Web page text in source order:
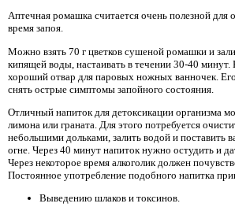
Аптечная ромашка считается очень полезной для
время запоя.
Можно взять 70 г цветков сушеной ромашки и
кипящей воды, настаивать в течении 30-40 минут.
хороший отвар для паровых ножных ванночек.
снять острые симптомы запойного состояния.
Отличный напиток для детоксикации организма
лимона или граната. Для этого потребуется
небольшими дольками, залить водой и поставить
огне. Через 40 минут напиток нужно остудить и
Через некоторое время алкоголик должен
Постоянное употребление подобного напитка
Выведению шлаков и токсинов.